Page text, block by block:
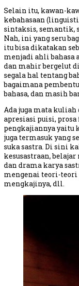
Selain itu, kawan-
kebahasaan
sintaksis, semantik,
Nah, ini yang seru
itu bisa dikatakan
menjadi ahli bahasa
dan mahir bergelut
segala hal tentang
bagaimana
bahasa, dan masih
Ada juga mata
apresiasi puisi,
pengkajiannya yaitu
juga termasuk yang
suka sastra. Di sini
kesusastraan,
dan drama karya
mengenai teori-teori
mengkajinya, dll.